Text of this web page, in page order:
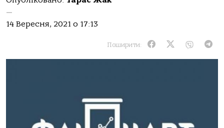
—
14 Вересня, 2021 о 17:13
Поширити: